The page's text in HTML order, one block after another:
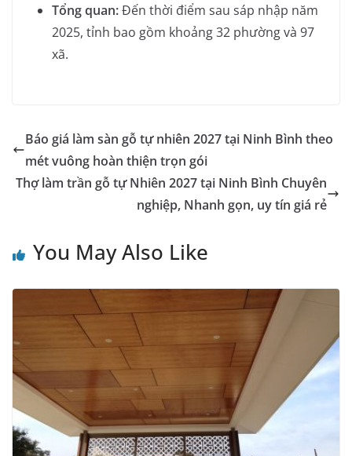
Tổng quan:Đến thời điểm sau sáp nhập năm
2025, tỉnh bao gồm khoảng 32 phường và 97
xã.
Báo giá làm sàn gỗ tự nhiên 2027 tại Ninh Bình theo
mét vuông hoàn thiện trọn gói
Thợ làm trần gỗ tự Nhiên 2027 tại Ninh Bình Chuyên
nghiệp, Nhanh gọn, uy tín giá rẻ
You May Also Like